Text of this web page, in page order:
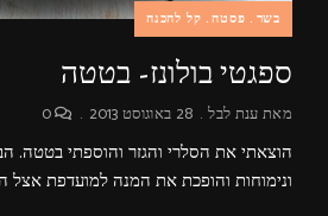
בשר פסטה קל להכנה
ספגטי בולונז- בטטה
מאתענת לבל 28 באוגוסט 2013 0
הוצאתי את הסלרי והגזר והוספתי בטטה.
ונימוחות והופכת את המנה למועדפת אצל